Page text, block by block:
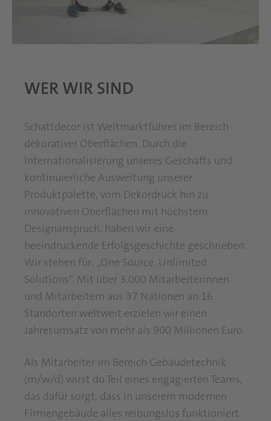
WER WIR SIND
Schattdecor ist Weltmarktführer im Bereich
dekorativer Oberflächen. Durch die
Internationalisierung unseres Geschäfts und
kontinuierliche Ausweitung unserer
Produktpalette, vom Dekordruck hin zu
innovativen Oberflächen mit höchstem
Designanspruch, haben wir eine
beeindruckende Erfolgsgeschichte geschrieben.
Wir stehen für: „One Source. Unlimited
Solutions“. Mit über 3.000 Mitarbeiterinnen
und Mitarbeitern aus 37 Nationen an 16
Standorten weltweit erzielen wir einen
Jahresumsatz von mehr als 900 Millionen Euro.
Als Mitarbeiter im Bereich Gebäudetechnik
(m/w/d) wirst du Teil eines engagierten Teams,
das dafür sorgt, dass in unserem modernen
Firmengebäude alles reibungslos funktioniert.